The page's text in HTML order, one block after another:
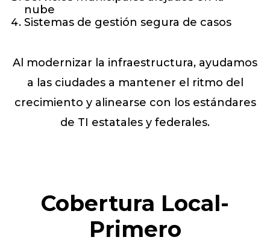
nube
Sistemas de gestión segura de casos
Al modernizar la infraestructura, ayudamos
a las ciudades a mantener el ritmo del
crecimiento y alinearse con los estándares
de TI estatales y federales.
Cobertura Local-
Primero